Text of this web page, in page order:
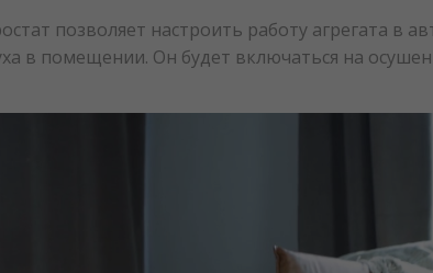
позволяет настроить работу агрегата
в помещении. Он будет включаться на